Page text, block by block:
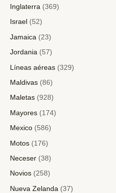
Inglaterra (369)
Israel (52)
Jamaica (23)
Jordania (57)
Líneas aéreas (329)
Maldivas (86)
Maletas (928)
Mayores (174)
Mexico (586)
Motos (176)
Neceser (38)
Novios (258)
Nueva Zelanda (37)